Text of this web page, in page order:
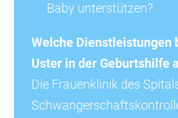
Baby unterstützen?
Welche Dienstleistungen
Uster in der Geburtshilfe
Die Frauenklinik des